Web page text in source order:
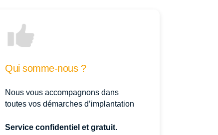
Qui somme-nous ?
Nous vous accompagnons dans
toutes vos démarches d’implantation
Service confidentiel et gratuit.